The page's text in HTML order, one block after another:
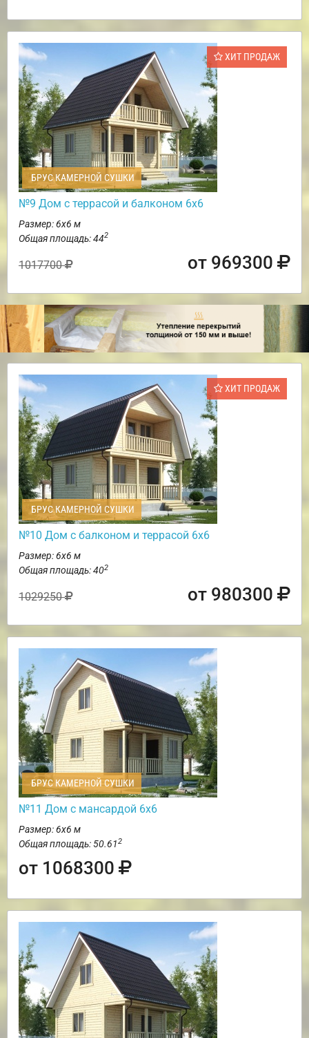
ХИТ ПРОДАЖ
БРУС КАМЕРНОЙ СУШКИ
№9 Дом с террасой и балконом 6х6
Размер: 6х6 м
Общая площадь: 442
1017700 от 969300
ХИТ ПРОДАЖ
БРУС КАМЕРНОЙ СУШКИ
№10 Дом с балконом и террасой 6х6
Размер: 6х6 м
Общая площадь: 402
1029250 от 980300
БРУС КАМЕРНОЙ СУШКИ
№11 Дом с мансардой 6х6
Размер: 6х6 м
Общая площадь: 50.612
от 1068300